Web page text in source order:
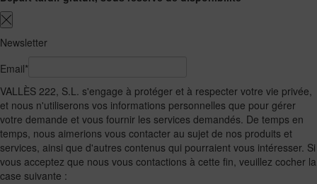
Newsletter
Email*
VALLÈS 222, S.L. s'engage à protéger et à respecter votre vie privée,
et nous n'utiliserons vos informations personnelles que pour gérer
votre demande et vous fournir les services demandés. De temps en
temps, nous aimerions vous contacter au sujet de nos produits et
services, ainsi que d'autres contenus qui pourraient vous intéresser. Si
vous acceptez que nous vous contactions à cette fin, veuillez cocher la
case suivante :